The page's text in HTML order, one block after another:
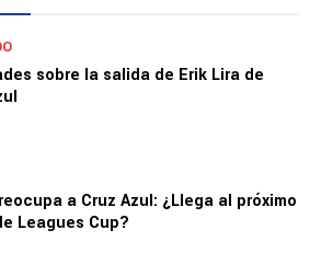
sobre la salida de Erik Lira de